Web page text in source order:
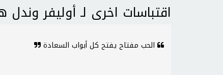
اقتباسات اخرى لـ أوليفر وندل
الحب مفتاح يفتح كل أبواب السعادة